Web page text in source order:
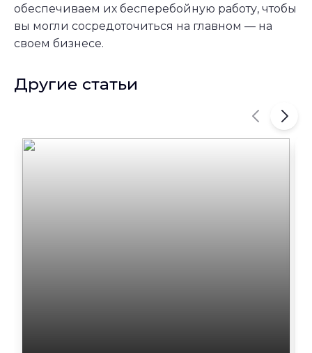
обеспечиваем их бесперебойную работу, чтобы
вы могли сосредоточиться на главном — на
своем бизнесе.
Другие статьи